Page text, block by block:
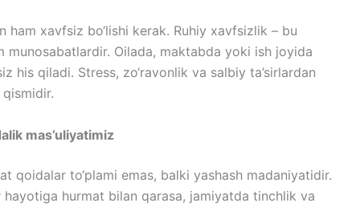
xavfsiz bo‘lishi kerak. Ruhiy xavfsizlik – bu
munosabatlardir. Oilada, maktabda yoki ish joyida
his qiladi. Stress, zo‘ravonlik va salbiy ta’sirlardan
mas’uliyatimiz
qoidalar to‘plami emas, balki yashash madaniyatidir.
hurmat bilan qarasa, jamiyatda tinchlik va